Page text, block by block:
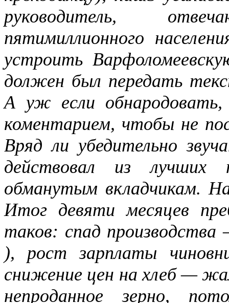
руководитель,
пятимиллионного
устроить
должен был передать
А уж если
коментарием, чтобы не
Вряд ли убедительно
действовал из лучших
обманутым вкладчикам.
Итог девяти месяцев
таков: спад производства
), рост зарплаты
снижение цен на хлеб —
непроданное зерно,